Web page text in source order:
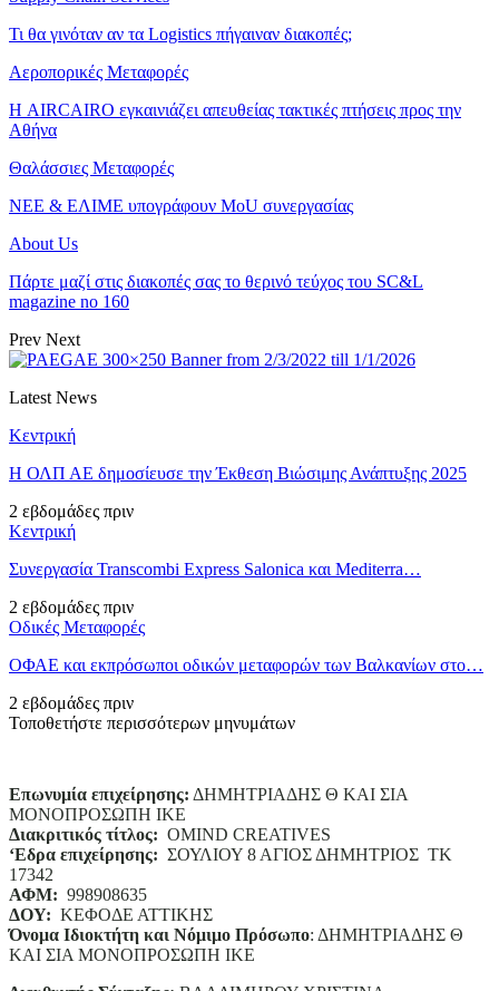
Τι θα γινόταν αν τα Logistics πήγαιναν διακοπές;
Αεροπορικές Μεταφορές
Η AIRCAIRO εγκαινιάζει απευθείας τακτικές πτήσεις προς την
Αθήνα
Θαλάσσιες Μεταφορές
ΝΕΕ & ΕΛΙΜΕ υπογράφουν MoU συνεργασίας
About Us
Πάρτε μαζί στις διακοπές σας το θερινό τεύχος του SC&L
magazine no 160
Prev Next
Latest News
Κεντρική
Η ΟΛΠ ΑΕ δημοσίευσε την Έκθεση Βιώσιμης Ανάπτυξης 2025
2 εβδομάδες πριν
Κεντρική
Συνεργασία Transcombi Express Salonica και Mediterra…
2 εβδομάδες πριν
Οδικές Μεταφορές
ΟΦΑΕ και εκπρόσωποι οδικών μεταφορών των Βαλκανίων στο…
2 εβδομάδες πριν
Τοποθετήστε περισσότερων μηνυμάτων
Επωνυμία επιχείρησης: ΔΗΜΗΤΡΙΑΔΗΣ Θ ΚΑΙ ΣΙΑ
ΜΟΝΟΠΡΟΣΩΠΗ ΙΚΕ
Διακριτικός τίτλος: ΟΜΙΝD CREATIVES
‘Eδρα επιχείρησης: ΣΟΥΛΙΟΥ 8 ΑΓΙΟΣ ΔΗΜΗΤΡΙΟΣ ΤΚ
17342
ΑΦΜ: 998908635
ΔΟΥ: ΚΕΦΟΔΕ ΑΤΤΙΚΗΣ
Όνομα Ιδιοκτήτη και Νόμιμο Πρόσωπο: ΔΗΜΗΤΡΙΑΔΗΣ Θ
ΚΑΙ ΣΙΑ ΜΟΝΟΠΡΟΣΩΠΗ ΙΚΕ